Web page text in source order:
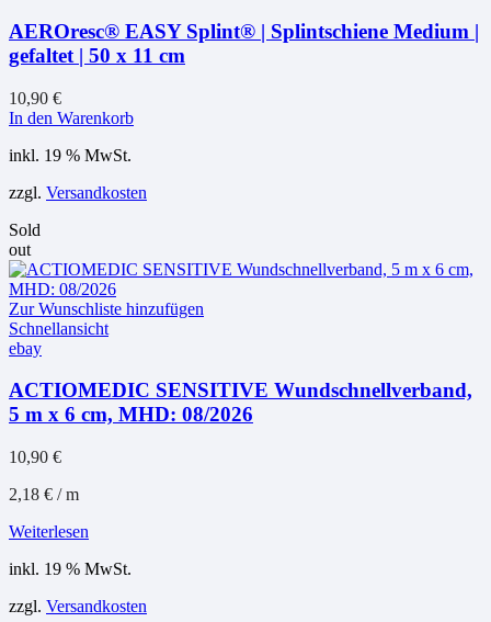
AEROresc® EASY Splint® | Splintschiene Medium |
gefaltet | 50 x 11 cm
10,90 €
In den Warenkorb
inkl. 19 % MwSt.
zzgl. Versandkosten
Sold
out
Zur Wunschliste hinzufügen
Schnellansicht
ebay
ACTIOMEDIC SENSITIVE Wundschnellverband,
5 m x 6 cm, MHD: 08/2026
10,90 €
2,18 € /m
Weiterlesen
inkl. 19 % MwSt.
zzgl. Versandkosten